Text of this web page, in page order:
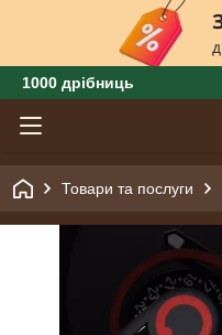
1000 дрібниць
Товари та послуги